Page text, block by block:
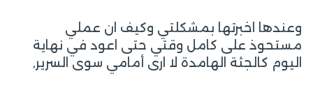
وعندها اخبرتها بمشكلتي وكيف ان عملي
مستحوذ على كامل وقتي حتى اعود في نهاية
اليوم كالجثة الهامدة لا ارى أمامي سوى السرير,